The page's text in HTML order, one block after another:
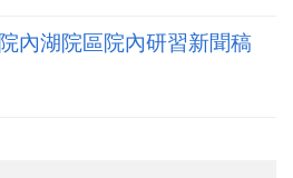
內湖院區院內研習新聞稿